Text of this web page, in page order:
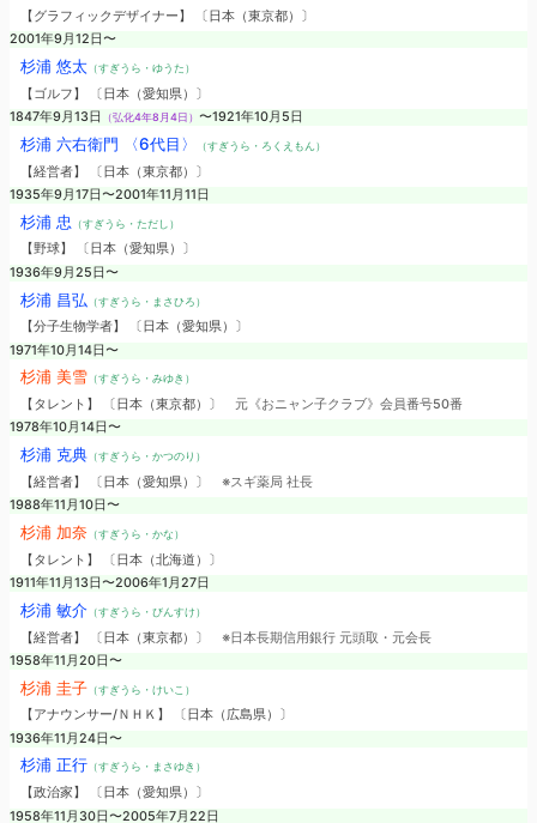
【グラフィックデザイナー】 〔日本（東京都）〕
2001年9月12日〜
杉浦 悠太（すぎうら・ゆうた）
【ゴルフ】 〔日本（愛知県）〕
1847年9月13日
（弘化4年8月4日） 〜1921年10月5日
杉浦 六右衛門 〈6代目〉 （すぎうら・ろくえもん）
【経営者】 〔日本（東京都）〕
1935年9月17日〜2001年11月11日
杉浦 忠 （すぎうら・ただし）
【野球】 〔日本（愛知県）〕
1936年9月25日〜
杉浦 昌弘 （すぎうら・まさひろ）
【分子生物学者】 〔日本（愛知県）〕
1971年10月14日〜
杉浦 美雪（すぎうら・みゆき）
【タレント】 〔日本（東京都）〕 元《おニャン子クラブ》会員番号50番
1978年10月14日〜
杉浦 克典（すぎうら・かつのり）
【経営者】 〔日本（愛知県）〕 ※スギ薬局 社長
1988年11月10日〜
杉浦 加奈（すぎうら・かな）
【タレント】 〔日本（北海道）〕
1911年11月13日〜2006年1月27日
杉浦 敏介（すぎうら・びんすけ）
【経営者】 〔日本（東京都）〕 ※日本長期信用銀行 元頭取・元会長
1958年11月20日〜
杉浦 圭子（すぎうら・けいこ）
【アナウンサー/ＮＨＫ】 〔日本（広島県）〕
1936年11月24日〜
杉浦 正行（すぎうら・まさゆき）
【政治家】 〔日本（愛知県）〕
1958年11月30日〜2005年7月22日